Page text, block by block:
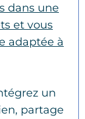
dans une
et vous
adaptée à
un
partage